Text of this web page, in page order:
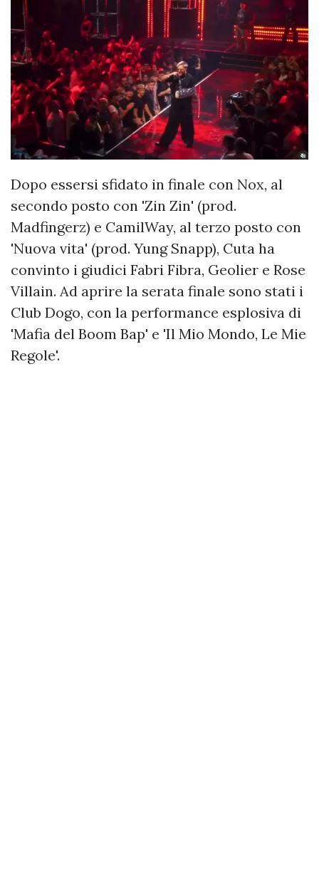
Dopo essersi sfidato in finale con Nox, al
secondo posto con 'Zin Zin' (prod.
Madfingerz) e CamilWay, al terzo posto con
'Nuova vita' (prod. Yung Snapp), Cuta ha
convinto i giudici Fabri Fibra, Geolier e Rose
Villain. Ad aprire la serata finale sono stati i
Club Dogo, con la performance esplosiva di
'Mafia del Boom Bap' e 'Il Mio Mondo, Le Mie
Regole'.